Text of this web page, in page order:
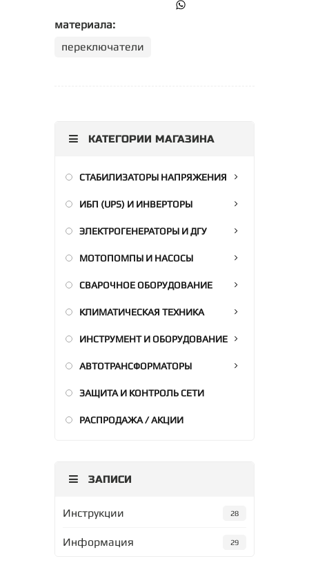
материала:
переключатели
КАТЕГОРИИ МАГАЗИНА
СТАБИЛИЗАТОРЫ НАПРЯЖЕНИЯ
ИБП (UPS) И ИНВЕРТОРЫ
ЭЛЕКТРОГЕНЕРАТОРЫ И ДГУ
МОТОПОМПЫ И НАСОСЫ
СВАРОЧНОЕ ОБОРУДОВАНИЕ
КЛИМАТИЧЕСКАЯ ТЕХНИКА
ИНСТРУМЕНТ И ОБОРУДОВАНИЕ
АВТОТРАНСФОРМАТОРЫ
ЗАЩИТА И КОНТРОЛЬ СЕТИ
РАСПРОДАЖА / АКЦИИ
ЗАПИСИ
Инструкции 28
Информация 29